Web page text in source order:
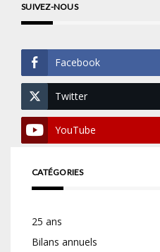
SUIVEZ-NOUS
Facebook
Twitter
YouTube
CATÉGORIES
25 ans
Bilans annuels